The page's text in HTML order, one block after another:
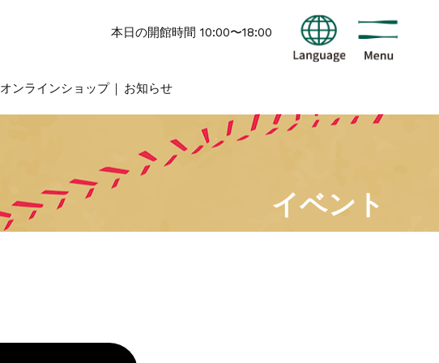
本日の開館時間 10:00〜18:00
オンラインショップ お知らせ
イベント